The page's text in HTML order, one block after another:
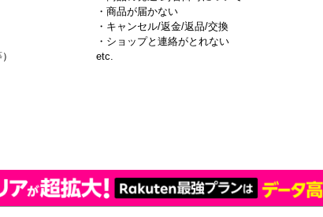
・商品が届かない
・キャンセル/返金/返品/交換
・ショップと連絡がとれない
etc.